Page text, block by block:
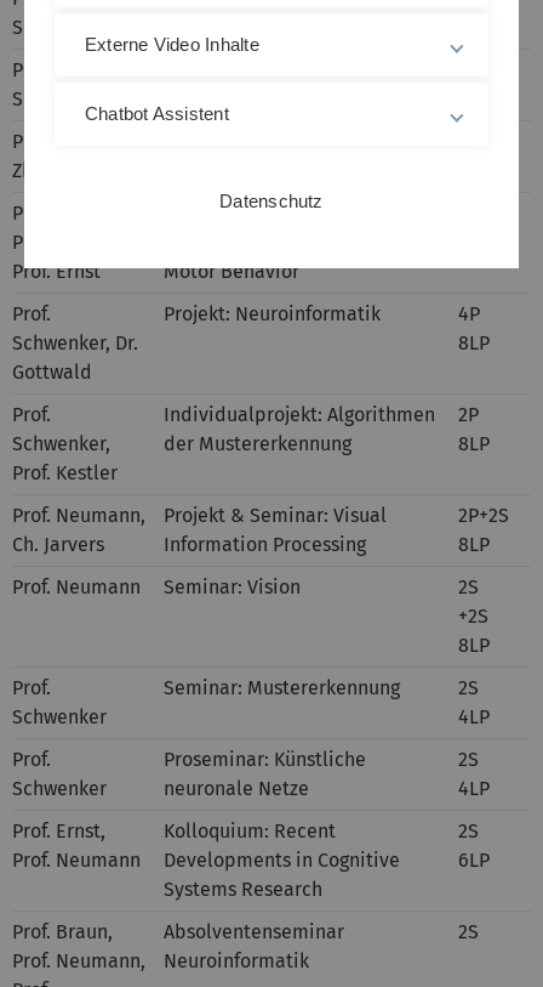
Schwenker
Prof.
Schwenker
Prof. Braun, Z.
Zhang
Prof. Braun,
Prof. Neumann,
Prof. Ernst
Projekt: Investigating Functions
Motor Behavior
Prof.
Schwenker, Dr.
Gottwald
Projekt: Neuroinformatik
4P
8LP
Prof.
Schwenker,
Prof. Kestler
Individualprojekt: Algorithmen
der Mustererkennung
2P
8LP
Prof. Neumann,
Ch. Jarvers
Projekt & Seminar: Visual
Information Processing
2P+2S
8LP
Prof. Neumann
Seminar: Vision
2S
+2S
8LP
Prof.
Schwenker
Seminar: Mustererkennung
2S
4LP
Prof.
Schwenker
Proseminar: Künstliche
neuronale Netze
2S
4LP
Prof. Ernst,
Prof. Neumann
Kolloquium: Recent
Developments in Cognitive
Systems Research
2S
6LP
Prof. Braun,
Prof. Neumann,
Absolventenseminar
Neuroinformatik
2S
Externe Video Inhalte
Chatbot Assistent
Datenschutz